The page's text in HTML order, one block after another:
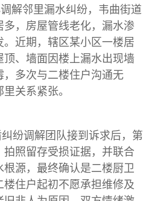
解邻里漏水纠纷，韦曲街道
，房屋管线老化，漏水渗
近期，辖区某小区一楼居
顶、墙面因楼上漏水出现墙
多次与二楼住户沟通无
关系紧张。
纠纷调解团队接到诉求后，第
照留存受损证据，并联合
源，最终确认是二楼厨卫
住户起初不愿承担维修及